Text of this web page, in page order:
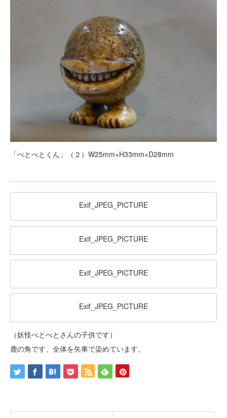
「べとべとくん」（２）W25mm×H33mm×D28mm
Exif_JPEG_PICTURE
Exif_JPEG_PICTURE
Exif_JPEG_PICTURE
Exif_JPEG_PICTURE
（妖怪べとべとさんの子供です）
鹿の角です、全体を矢車で染めています。